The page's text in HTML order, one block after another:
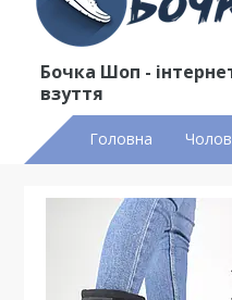
Бочка Шоп -
взуття
Головна